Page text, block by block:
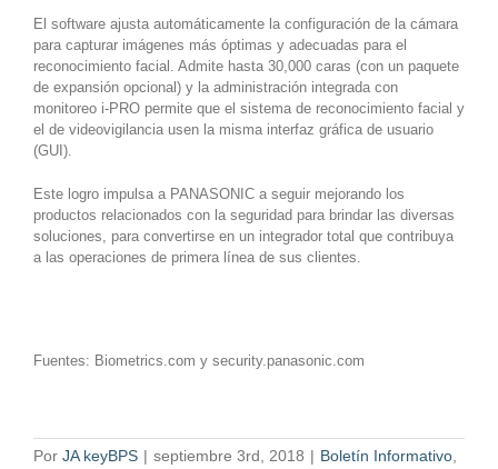
El software ajusta automáticamente la configuración de la cámara
para capturar imágenes más óptimas y adecuadas para el
reconocimiento facial. Admite hasta 30,000 caras (con un paquete
de expansión opcional) y la administración integrada con
monitoreo i-PRO permite que el sistema de reconocimiento facial y
el de videovigilancia usen la misma interfaz gráfica de usuario
(GUI).
Este logro impulsa a PANASONIC a seguir mejorando los
productos relacionados con la seguridad para brindar las diversas
soluciones, para convertirse en un integrador total que contribuya
a las operaciones de primera línea de sus clientes.
Fuentes: Biometrics.com y security.panasonic.com
Por JA keyBPS | septiembre 3rd, 2018 | Boletín Informativo,